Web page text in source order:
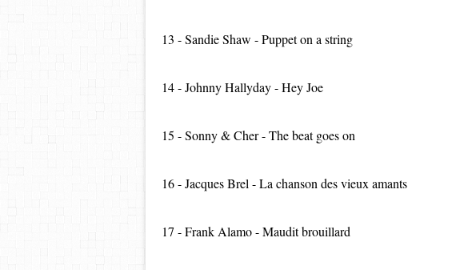
13 - Sandie Shaw - Puppet on a string
14 - Johnny Hallyday - Hey Joe
15 - Sonny & Cher - The beat goes on
16 - Jacques Brel - La chanson des vieux amants
17 - Frank Alamo - Maudit brouillard